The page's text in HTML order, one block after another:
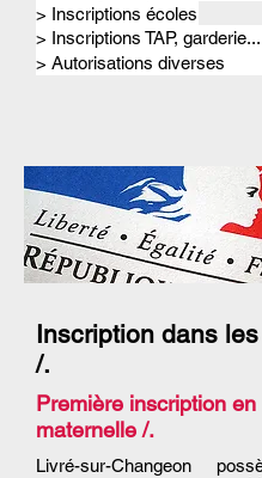
> Inscriptions écoles
> Inscriptions TAP, garderie...
> Autorisations diverses
Inscription dans
/.
Première inscription en
maternelle /.
Livré-sur-Changeon